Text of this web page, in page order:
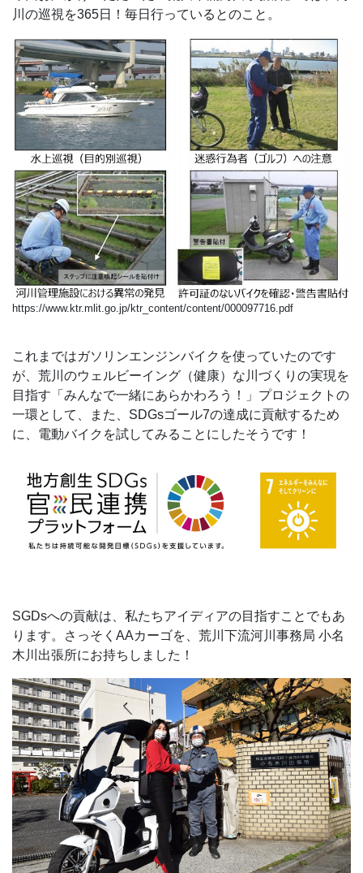
川の巡視を365日！毎日行っているとのこと。
https://www.ktr.mlit.go.jp/ktr_content/content/000097716.pdf
これまではガソリンエンジンバイクを使っていたのです
が、荒川のウェルビーイング（健康）な川づくりの実現を
目指す「みんなで一緒にあらかわろう！」プロジェクトの
一環として、また、SDGsゴール7の達成に貢献するため
に、電動バイクを試してみることにしたそうです！
SGDsへの貢献は、私たちアイディアの目指すことでもあ
ります。さっそくAAカーゴを、荒川下流河川事務局 小名
木川出張所にお持ちしました！